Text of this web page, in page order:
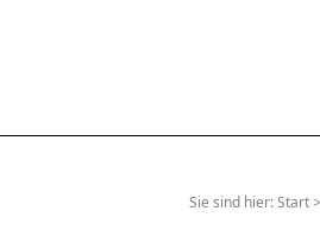
Sie sind hier:Start >